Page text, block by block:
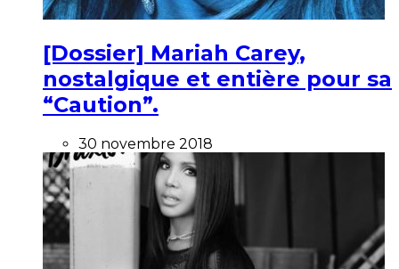
[Dossier] Mariah Carey,
nostalgique et entière pour sa
“Caution”.
30 novembre 2018